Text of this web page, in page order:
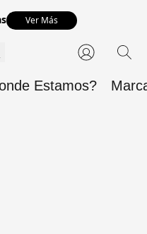
Ver Más
Estamos?